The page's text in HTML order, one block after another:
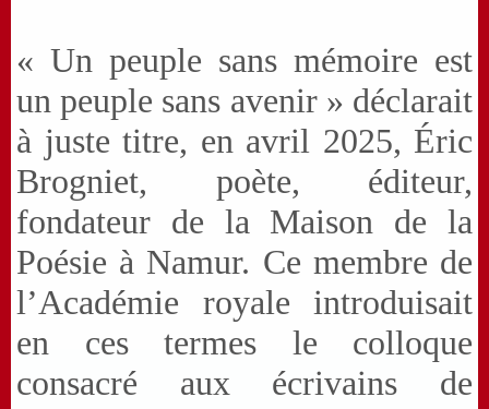
« Un peuple sans mémoire est
un peuple sans avenir » déclarait
à juste titre, en avril 2025, Éric
Brogniet, poète, éditeur,
fondateur de la Maison de la
Poésie à Namur. Ce membre de
l’Académie royale introduisait
en ces termes le colloque
consacré aux écrivains de